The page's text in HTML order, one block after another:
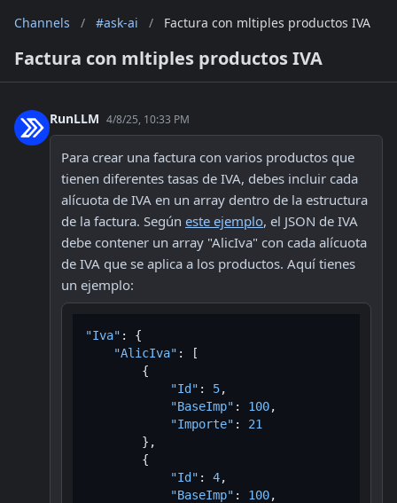
Channels / #ask-ai / Factura con mltiples productos IVA
Factura con mltiples productos IVA
RunLLM 4/8/25, 10:33 PM
Para crear una factura con varios productos que
tienen diferentes tasas de IVA, debes incluir cada
alícuota de IVA en un array dentro de la estructura
de la factura. Según este ejemplo, el JSON de IVA
debe contener un array "AlicIva" con cada alícuota
de IVA que se aplica a los productos. Aquí tienes
un ejemplo:
"Iva" :
{
"AlicIva" :
[
{
"Id" : 5,
"BaseImp" : 100,
"Importe" :
21
} ,
{
"Id" : 4,
"BaseImp" : 100,